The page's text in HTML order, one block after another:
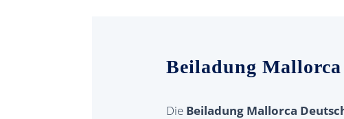
Beiladung
Die Beiladung Mallorca